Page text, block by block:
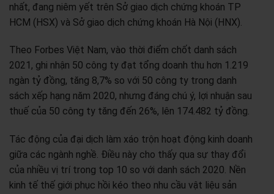
nhất, đang niêm yết trên Sở giao dịch chứng khoán TP
HCM (HSX) và Sở giao dịch chứng khoán Hà Nội (HNX).
Theo Forbes Việt Nam, vào thời điểm chốt danh sách
2021, ghi nhận 50 công ty đạt tổng doanh thu hơn 1.219
ngàn tỷ đồng, tăng 8,7% so với 50 công ty trong danh
sách xếp hạng năm 2020, nhưng đáng chú ý, lợi nhuận sau
thuế của 50 công ty tăng đến 26%, lên 174.482 tỷ đồng.
Tác động của đại dịch làm xáo trộn hoạt động kinh doanh
giữa các ngành nghề. Điều này cho thấy qua sự thay đổi
của nhiều vị trí trong top 10 so với danh sách 2020. Nền
kinh tế thế giới phục hồi kéo theo nhu cầu vật liệu sản